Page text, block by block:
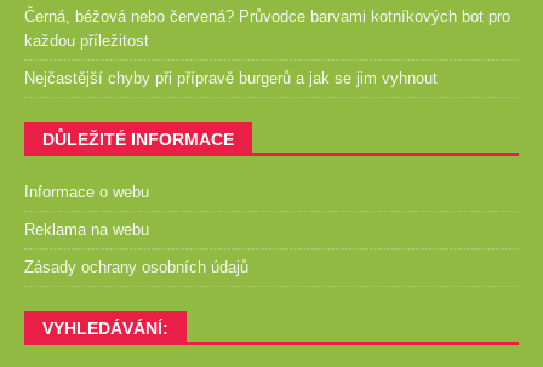
Černá, béžová nebo červená? Průvodce barvami kotníkových bot pro
každou příležitost
Nejčastější chyby při přípravě burgerů a jak se jim vyhnout
DŮLEŽITÉ INFORMACE
Informace o webu
Reklama na webu
Zásady ochrany osobních údajů
VYHLEDÁVÁNÍ: